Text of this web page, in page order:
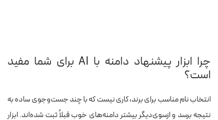
چرا ابزار پیشنهاد دامنه با AI برای شما مفید
است؟
انتخاب نام مناسب برای برند، کاری نیست که با چند جست‌وجوی ساده به
نتیجه برسد و ازسوی‌دیگر بیشتر دامنه‌های خوب قبلاً ثبت شده‌اند. ابزار